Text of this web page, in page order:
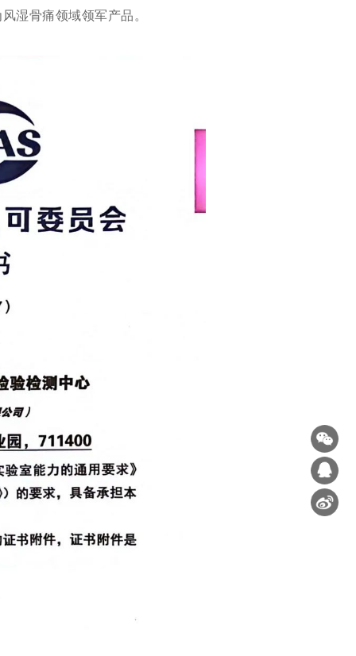
湿骨痛领域领军产品。